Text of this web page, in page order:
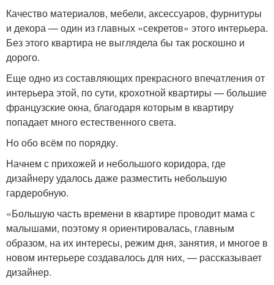
Качество материалов, мебели, аксессуаров, фурнитуры
и декора — один из главных «секретов» этого интерьера.
Без этого квартира не выглядела бы так роскошно и
дорого.
Еще одно из составляющих прекрасного впечатления от
интерьера этой, по сути, крохотной квартиры — большие
французские окна, благодаря которым в квартиру
попадает много естественного света.
Но обо всём по порядку.
Начнем с прихожей и небольшого коридора, где
дизайнеру удалось даже разместить небольшую
гардеробную.
«Большую часть времени в квартире проводит мама с
малышами, поэтому я ориентировалась, главным
образом, на их интересы, режим дня, занятия, и многое в
новом интерьере создавалось для них, — рассказывает
дизайнер.